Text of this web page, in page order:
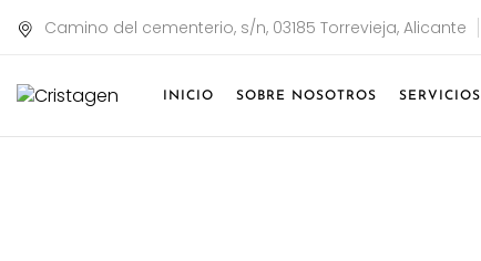
Camino del cementerio, s/n, 03185 Torrevieja, Alicante
INICIO SOBRE NOSOTROS SERVICIOS